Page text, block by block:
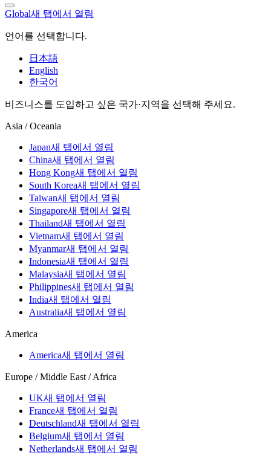
Global새 탭에서 열림
언어를 선택합니다.
日本語
English
한국어
비즈니스를 도입하고 싶은 국가·지역을 선택해 주세요.
Asia / Oceania
Japan새 탭에서 열림
China새 탭에서 열림
Hong Kong새 탭에서 열림
South Korea새 탭에서 열림
Taiwan새 탭에서 열림
Singapore새 탭에서 열림
Thailand새 탭에서 열림
Vietnam새 탭에서 열림
Myanmar새 탭에서 열림
Indonesia새 탭에서 열림
Malaysia새 탭에서 열림
Philippines새 탭에서 열림
India새 탭에서 열림
Australia새 탭에서 열림
America
America새 탭에서 열림
Europe / Middle East / Africa
UK새 탭에서 열림
France새 탭에서 열림
Deutschland새 탭에서 열림
Belgium새 탭에서 열림
Netherlands새 탭에서 열림